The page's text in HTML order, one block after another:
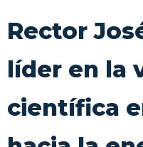
Rector
líder en la
científica